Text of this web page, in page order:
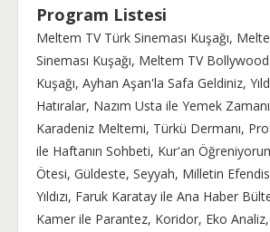
Program Listesi
Meltem TV Türk Sineması Kuşağı,
Sineması Kuşağı, Meltem TV Bollywood
Kuşağı, Ayhan Aşan'la Safa Geldiniz,
Hatıralar, Nazım Usta ile Yemek
Karadeniz Meltemi, Türkü Dermanı,
ile Haftanın Sohbeti, Kur'an
Ötesi, Güldeste, Seyyah, Milletin
Yıldızı, Faruk Karatay ile Ana Haber
Kamer ile Parantez, Koridor, Eko